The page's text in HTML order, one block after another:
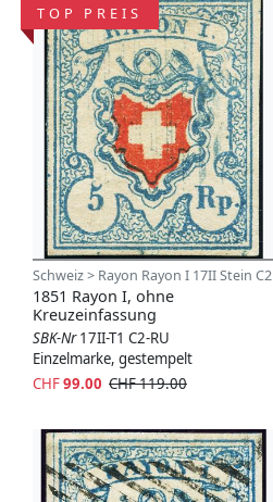
TOP PREIS
Schweiz > Rayon Rayon I 17II Stein C2
1851 Rayon I, ohne
Kreuzeinfassung
SBK-Nr17II-T1 C2-RU
Einzelmarke, gestempelt
CHF99.00 CHF 119.00